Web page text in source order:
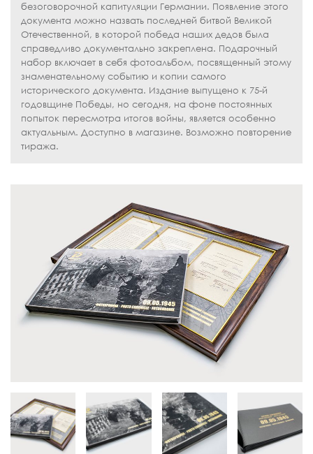
безоговорочной капитуляции Германии. Появление этого
документа можно назвать последней битвой Великой
Отечественной, в которой победа наших дедов была
справедливо документально закреплена. Подарочный
набор включает в себя фотоальбом, посвященный этому
знаменательному событию и копии самого
исторического документа. Издание выпущено к 75-й
годовщине Победы, но сегодня, на фоне постоянных
попыток пересмотра итогов войны, является особенно
актуальным. Доступно в магазине. Возможно повторение
тиража.